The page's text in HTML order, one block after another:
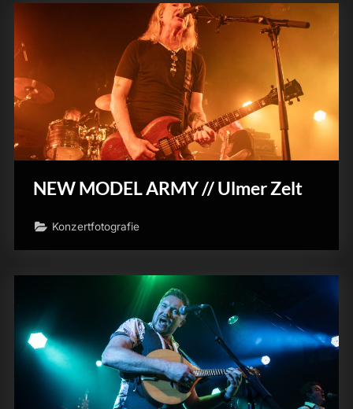
NEW MODEL ARMY // Ulmer Zelt
Konzertfotografie